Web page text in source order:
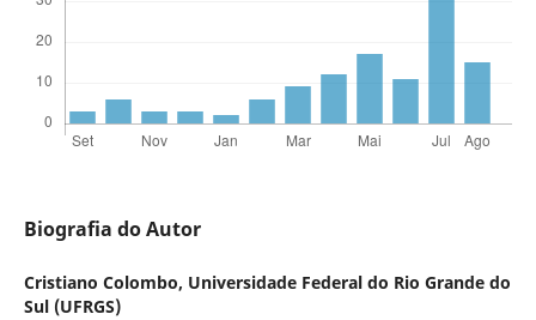
Biografia do Autor
Cristiano Colombo, Universidade Federal do Rio Grande do
Sul (UFRGS)